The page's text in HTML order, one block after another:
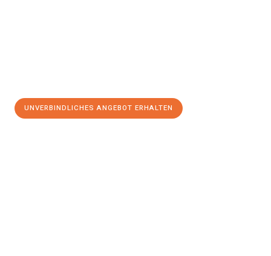
UNVERBINDLICHES ANGEBOT ERHALTEN